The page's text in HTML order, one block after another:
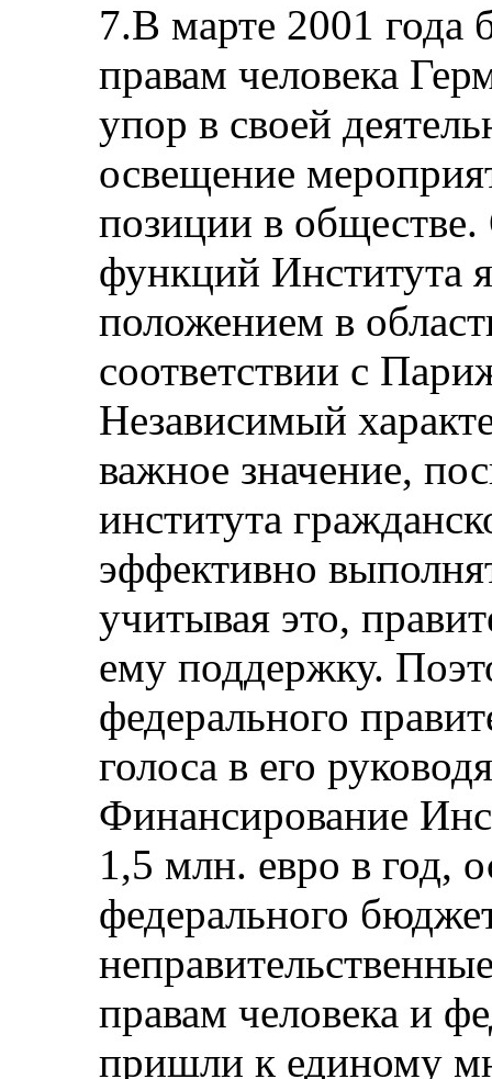
7.В марте 2001 года
правам человека
упор в своей
освещение
позиции в
функций Института
положением в
соответствии с
Независимый
важное значение,
института
эффективно
учитывая это,
ему поддержку.
федерального
голоса в его
Финансирование
1,5 млн. евро в год,
федерального
правам человека и
пришли к единому